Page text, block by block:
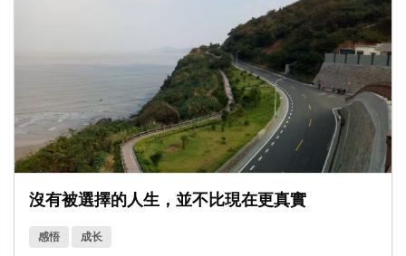
沒有被選擇的人生，並不比現在更真實
感悟 成长